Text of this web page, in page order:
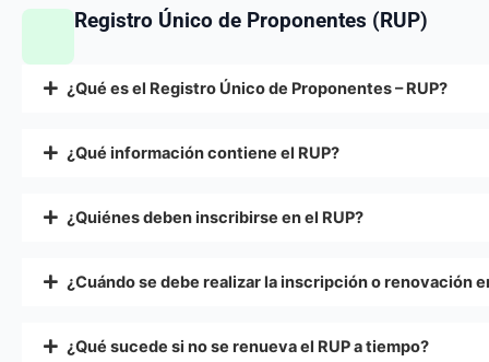
Registro Único de Proponentes (RUP)
¿Qué es el Registro Único de Proponentes – RUP?
¿Qué información contiene el RUP?
¿Quiénes deben inscribirse en el RUP?
¿Cuándo se debe realizar la inscripción o renovación
¿Qué sucede si no se renueva el RUP a tiempo?